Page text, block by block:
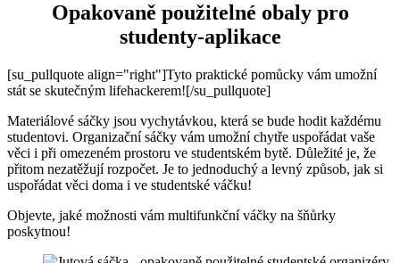
Opakovaně použitelné obaly pro
studenty-aplikace
[su_pullquote align="right"]Tyto praktické pomůcky vám umožní
stát se skutečným lifehackerem![/su_pullquote]
Materiálové sáčky jsou vychytávkou, která se bude hodit každému
studentovi. Organizační sáčky vám umožní chytře uspořádat vaše
věci i při omezeném prostoru ve studentském bytě. Důležité je, že
přitom nezatěžují rozpočet. Je to jednoduchý a levný způsob, jak si
uspořádat věci doma i ve studentské váčku!
Objevte, jaké možnosti vám multifunkční váčky na šňůrky
poskytnou!